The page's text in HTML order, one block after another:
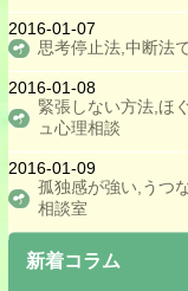
人見知りの原
人を好きにな
夫婦喧嘩から
夫婦の会話が
復縁する方法
不信感を持つ
振られた,辛い
2016-01-07
思考停止法,中断法
2016-01-08
緊張しない方法,ほ
ュ心理相談
2016-01-09
孤独感が強い,うつ
相談室
新着コラム